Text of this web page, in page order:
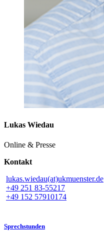
Lukas Wiedau
Online & Presse
Kontakt
lukas.wiedau(at)ukmuenster.de
+49 251 83-55217
+49 152 57910174
Sprechstunden